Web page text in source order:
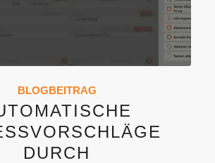
BLOGBEITRAG
DURCH